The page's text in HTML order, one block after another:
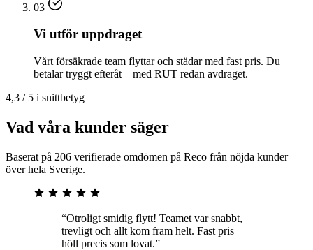
03
Vi utför uppdraget
Vårt försäkrade team flyttar och städar med fast pris. Du
betalar tryggt efteråt – med RUT redan avdraget.
4,3 / 5 i snittbetyg
Vad våra kunder säger
Baserat på 206 verifierade omdömen på Reco från nöjda kunder
över hela Sverige.
“Otroligt smidig flytt! Teamet var snabbt,
trevligt och allt kom fram helt. Fast pris
höll precis som lovat.”